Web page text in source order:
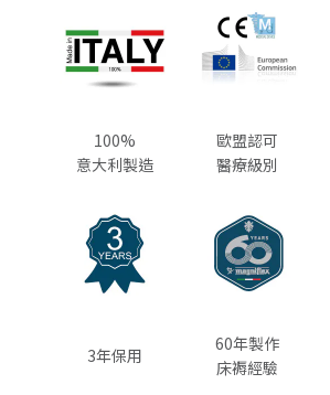
100%
意大利製造
歐盟認可
醫療級別
3年保用
60年製作
床褥經驗